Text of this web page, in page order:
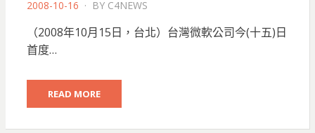
POSTED
2008-10-16 BY C4NEWS
（2008年10月15日，台北）台灣微軟公司今(十五)日
首度…
READ MORE